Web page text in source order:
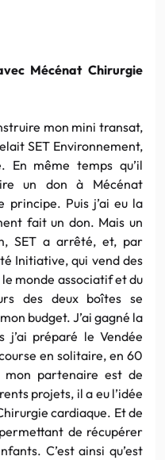
Mécénat Chirurgie
mon mini transat,
SET Environnement,
En même temps qu’il
un don à Mécénat
principe. Puis j’ai eu la
fait un don. Mais un
SET a arrêté, et, par
Initiative, qui vend des
monde associatif et du
des deux boîtes se
budget. J’ai gagné la
j’ai préparé le Vendée
en solitaire, en 60
partenaire est de
projets, il a eu l’idée
cardiaque. Et de
de récupérer
C’est ainsi qu’est